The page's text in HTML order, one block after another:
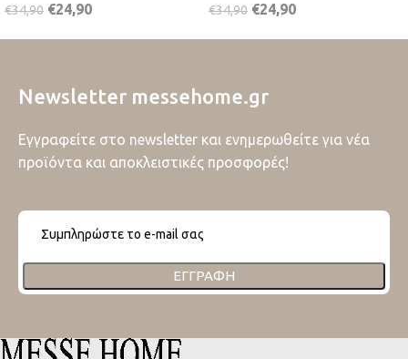
€34,90 €24,90 €34,90 €24,90
Newsletter messehome.gr
Εγγραφείτε στο newsletter και ενημερωθείτε για νέα
προϊόντα και αποκλειστικές προσφορές!
ΕΓΓΡΑΦΉ